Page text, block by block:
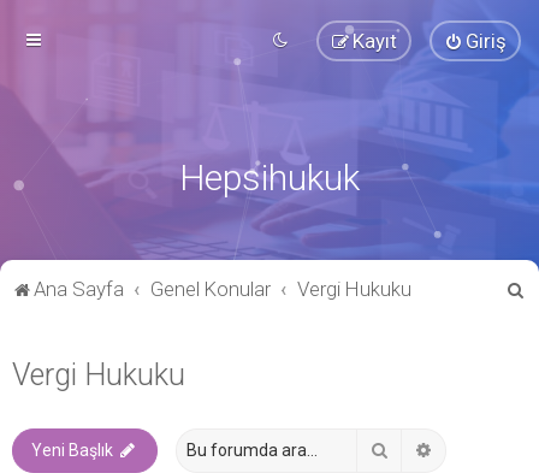
Giriş
Kayıt
Hepsihukuk
Ana Sayfa Genel Konular Vergi Hukuku
Vergi Hukuku
Yeni Başlık